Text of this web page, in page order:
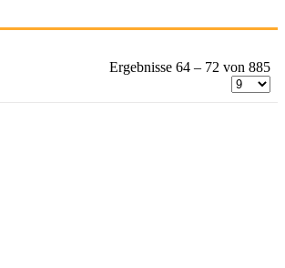
Ergebnisse 64 – 72 von 885